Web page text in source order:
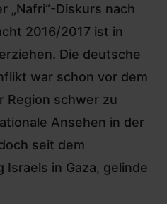
„Nafri“-Diskurs nach
2016/2017 ist in
Die deutsche
war schon vor dem
Region schwer zu
Ansehen in der
seit dem
in Gaza, gelinde